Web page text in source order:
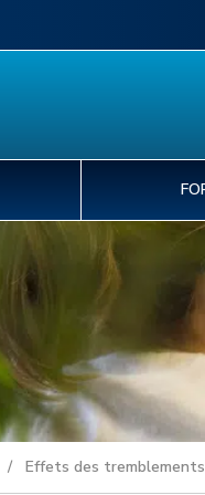
Effets des tremblements